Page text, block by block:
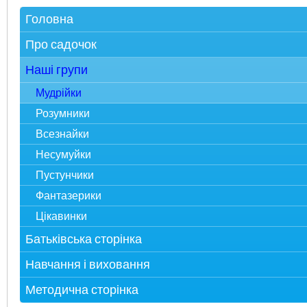
Головна
Зверніть увагу
Електронна реєстрація в ЗДО
Карта сайту
Про садочок
Контакти
Про нас
Фотоекскурсія
Адміністрація
Спеціалісти
Наше життя
Статті у ЗМІ
Досягнення і нагороди
Наші групи
Мудрійки
Розумники
Всезнайки
Несумуйки
Пустунчики
Фантазерики
Цікавинки
Батьківська сторінка
Публічна інформація
Загальні правила ЗДО
Бланки документів
Навчання і виховання
Режим дня
Методична сторінка